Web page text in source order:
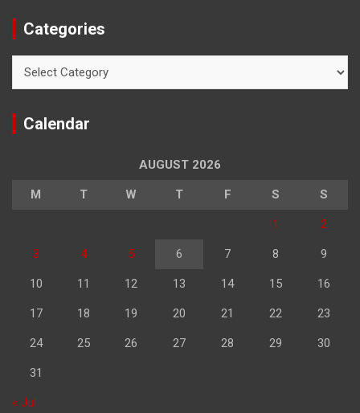
Categories
Calendar
AUGUST 2026
M T W T F S S
1 2
3 4 5 6 7 8 9
10 11 12 13 14 15 16
17 18 19 20 21 22 23
24 25 26 27 28 29 30
31
« Jul